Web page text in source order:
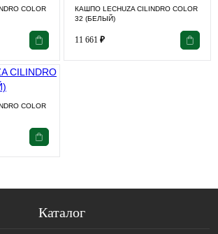
COLOR
КАШПО LECHUZA CILINDRO COLOR
32 (БЕЛЫЙ)
11 661 ₽
COLOR
Каталог